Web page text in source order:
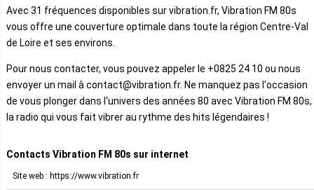
Avec 31 fréquences disponibles sur vibration.fr, Vibration FM 80s
vous offre une couverture optimale dans toute la région Centre-Val
de Loire et ses environs.
Pour nous contacter, vous pouvez appeler le +0825 24 10 ou nous
envoyer un mail à contact@vibration.fr. Ne manquez pas l'occasion
de vous plonger dans l'univers des années 80 avec Vibration FM 80s,
la radio qui vous fait vibrer au rythme des hits légendaires !
Contacts Vibration FM 80s sur internet
Site web : https://www.vibration.fr